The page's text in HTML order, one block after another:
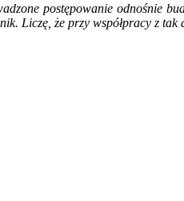
postępowanie odnośnie
Liczę, że przy współpracy z